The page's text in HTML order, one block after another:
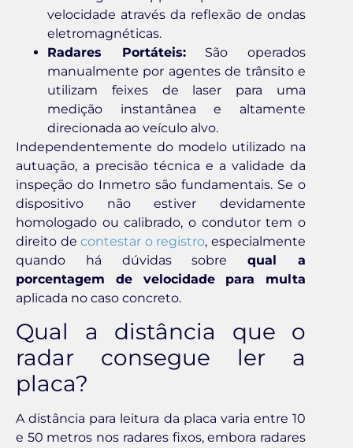
velocidade através da reflexão de ondas
eletromagnéticas.
Radares Portáteis:São operados
manualmente por agentes de trânsito e
utilizam feixes de laser para uma
medição instantânea e altamente
direcionada ao veículo alvo.
Independentemente do modelo utilizado na
autuação, a precisão técnica e a validade da
inspeção do Inmetro são fundamentais. Se o
dispositivo não estiver devidamente
homologado ou calibrado, o condutor tem o
direito decontestar o registro, especialmente
quando há dúvidas sobrequal a
porcentagem de velocidade para multa
aplicada no caso concreto.
Qual a distância que o
radar consegue ler a
placa?
A distância para leitura da placa varia entre 10
e 50 metros nos radares fixos, embora radares